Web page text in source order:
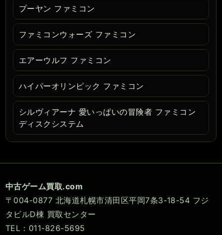
プーヤン ファミコン
ファミコンウォーズ ファミコン
エアーウルフ ファミコン
ハイパーオリンピック ファミコン
シルヴィアーナ 愛いっぱいの冒険者 ファミコン
ディスクシステム
中古ゲーム買取.com
〒004-0877 北海道札幌市清田区平岡7条3-18-54 フジ
タビルD棟 買取センター
TEL：011-826-5695